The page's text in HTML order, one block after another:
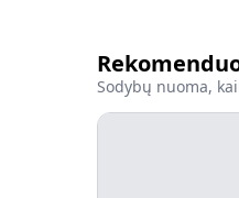
Sodybų nuoma,